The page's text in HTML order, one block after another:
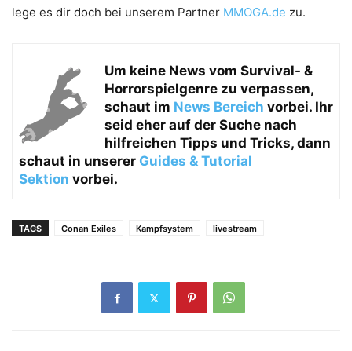
lege es dir doch bei unserem Partner MMOGA.de zu.
Um keine News vom Survival- &
Horrorspielgenre zu verpassen,
schaut im News Bereich vorbei. Ihr
seid eher auf der Suche nach
hilfreichen Tipps und Tricks, dann
schaut in unserer Guides & Tutorial
Sektion vorbei.
TAGS Conan Exiles Kampfsystem livestream